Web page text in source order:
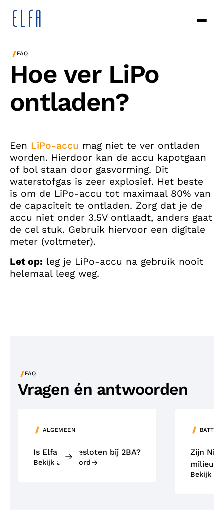
/FAQ
Hoe ver LiPo
ontladen?
Een LiPo-accu mag niet te ver ontladen
worden. Hierdoor kan de accu kapotgaan
of bol staan door gasvorming. Dit
waterstofgas is zeer explosief. Het beste
is om de LiPo-accu tot maximaal 80% van
de capaciteit te ontladen. Zorg dat je de
accu niet onder 3.5V ontlaadt, anders gaat
de cel stuk. Gebruik hiervoor een digitale
meter (voltmeter).
Let op: leg je LiPo-accu na gebruik nooit
helemaal leeg weg.
/FAQ
Vragen én antwoorden
ALGEMEEN
Is Elfa aangesloten bij 2BA?
Bekijk antwoord
Zijn
Bekijk